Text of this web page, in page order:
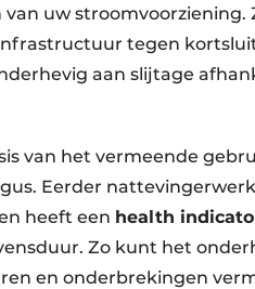
uw stroomvoorziening.
tegen
aan slijtage
van het vermeende
Eerder
heeft een health
Zo kunt het
en onderbrekingen